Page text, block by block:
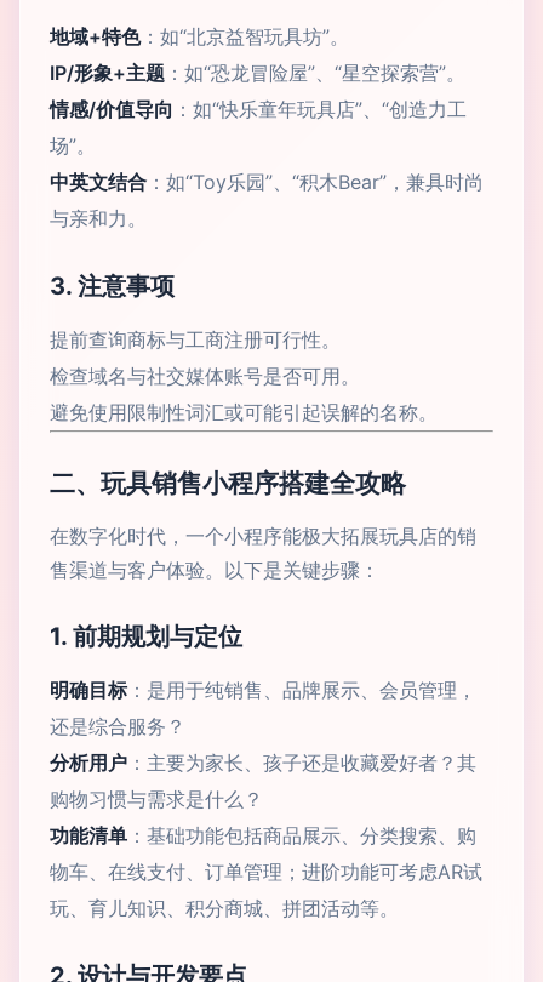
地域+特色：如“北京益智玩具坊”。
IP/形象+主题 ：如“恐龙冒险屋”、“星空探索营”。
情感/价值导向 ：如“快乐童年玩具店”、“创造力工
场”。
中英文结合 ：如“Toy乐园”、“积木Bear”，兼具时尚
与亲和力。
3. 注意事项
提前查询商标与工商注册可行性。
检查域名与社交媒体账号是否可用。
避免使用限制性词汇或可能引起误解的名称。
二、玩具销售小程序搭建全攻略
在数字化时代，一个小程序能极大拓展玩具店的销
售渠道与客户体验。以下是关键步骤：
1. 前期规划与定位
明确目标：是用于纯销售、品牌展示、会员管理，
还是综合服务？
分析用户 ：主要为家长、孩子还是收藏爱好者？其
购物习惯与需求是什么？
功能清单 ：基础功能包括商品展示、分类搜索、购
物车、在线支付、订单管理；进阶功能可考虑AR试
玩、育儿知识、积分商城、拼团活动等。
2. 设计与开发要点